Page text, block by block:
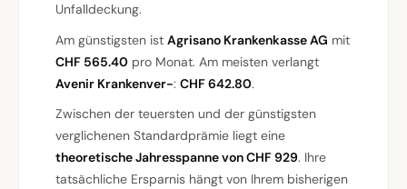
Unfalldeckung.
Am günstigsten ist Agrisano Krankenkasse AG mit
CHF 565.40 pro Monat. Am meisten verlangt
Avenir Krankenver-: CHF 642.80.
Zwischen der teuersten und der günstigsten
verglichenen Standardprämie liegt eine
theoretische Jahresspanne von CHF 929. Ihre
tatsächliche Ersparnis hängt von Ihrem bisherigen